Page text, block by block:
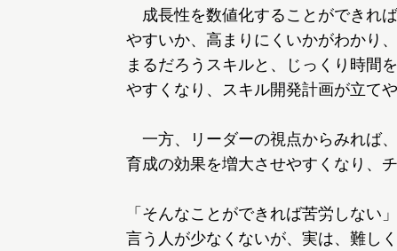
成長性を数値化することができれ
やすいか、高まりにくいかがわかり
まるだろうスキルと、じっくり時間
やすくなり、スキル開発計画が立てや
一方、リーダーの視点からみれば
育成の効果を増大させやすくなり、
「そんなことができれば苦労しない
言う人が少なくないが、実は、難し